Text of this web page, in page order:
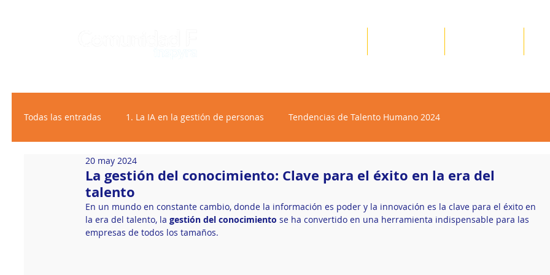
Todas las entradas 1. La IA en la gestión de personas Tendencias de Talento Humano 2024
2. Bienestar personalizado
La gestión del conocimiento: Clave para el éxito en la era del
talento
20 may 2024
En un mundo en constante cambio, donde la información es poder y la innovación es la clave para el éxito en
la era del talento, la gestión del conocimiento se ha convertido en una herramienta indispensable para las
empresas de todos los tamaños.